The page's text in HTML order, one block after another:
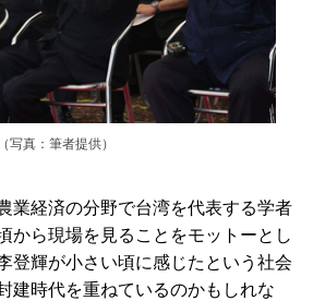
写真：筆者提供）
業経済の分野で台湾を代表する学者
から現場を見ることをモットーとし
登輝が小さい頃に感じたという社会
建時代を重ねているのかもしれな